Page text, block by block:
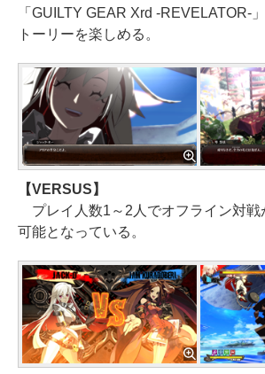
「GUILTY GEAR Xrd -REVELATOR-
トーリーを楽しめる。
【VERSUS】
プレイ人数1～2人でオフライン対戦
可能となっている。